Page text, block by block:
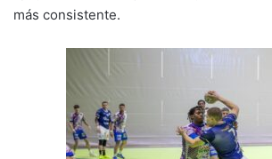
más consistente.